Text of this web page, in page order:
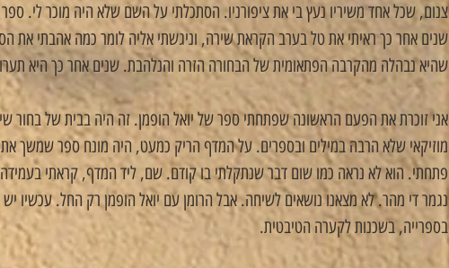
צנום, שכל אחד משיריו נעץ בי את ציפורניו. הסתכלתי על השם שלא היה מוכר לי. ספר
שנים אחר כך ראיתי את טל בערב הקראת שירה, וניגשתי אליה לומר כמה אהבתי את
שהיא נבהלה מהקרבה הפתאומית של הבחורה הזרה והנלהבת. שנים אחר כך היא
אני זוכרת את הפעם הראשונה שפתחתי ספר של יואל הופמן. זה היה בבית של בחור
מוזיקאי שלא הרבה במילים ובספרים. על המדף הריק כמעט, היה מונח ספר שמשך
פתחתי. הוא לא נראה כמו שום דבר שנתקלתי בו קודם. שם, ליד המדף, קראתי
נגמר די מהר. לא מצאנו נושאים לשיחה. אבל הרומן עם יואל הופמן רק החל. עכשיו
בספרייה, בשכנות לקערה הטיבטית.